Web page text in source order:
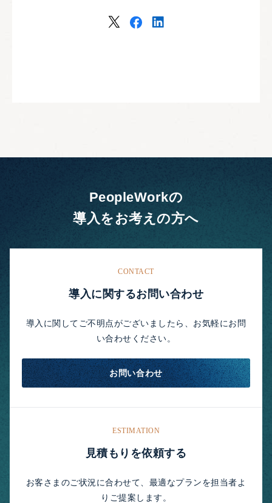
PeopleWorkの
導入をお考えの方へ
CONTACT
導入に関するお問い合わせ
導入に関してご不明点がございましたら、お気軽にお問
い合わせください。
お問い合わせ
ESTIMATION
見積もりを依頼する
お客さまのご状況に合わせて、最適なプランを担当者よ
りご提案します。